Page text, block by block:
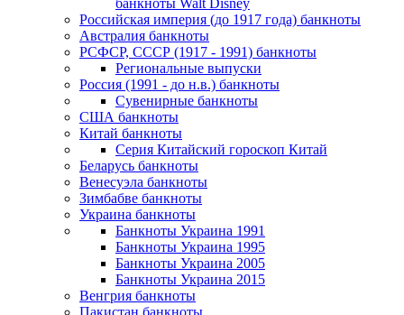
банкноты Walt Disney
Российская империя (до 1917 года) банкноты
Австралия банкноты
РСФСР, СССР (1917 - 1991) банкноты
Региональные выпуски
Россия (1991 - до н.в.) банкноты
Сувенирные банкноты
США банкноты
Китай банкноты
Серия Китайский гороскоп Китай
Беларусь банкноты
Венесуэла банкноты
Зимбабве банкноты
Украина банкноты
Банкноты Украина 1991
Банкноты Украина 1995
Банкноты Украина 2005
Банкноты Украина 2015
Венгрия банкноты
Пакистан банкноты